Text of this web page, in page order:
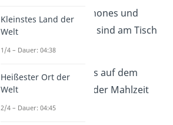
✅ Spielzeuge, Smartphones und
sonstige Ablenkungen sind am Tisch
tabu
✅ Erst, wenn alle etwas auf dem
Teller haben, wird mit der Mahlzeit
angefangen.
Kleinstes Land der
Welt
1/4 – Dauer: 04:38
Heißester Ort der
Welt
2/4 – Dauer: 04:45